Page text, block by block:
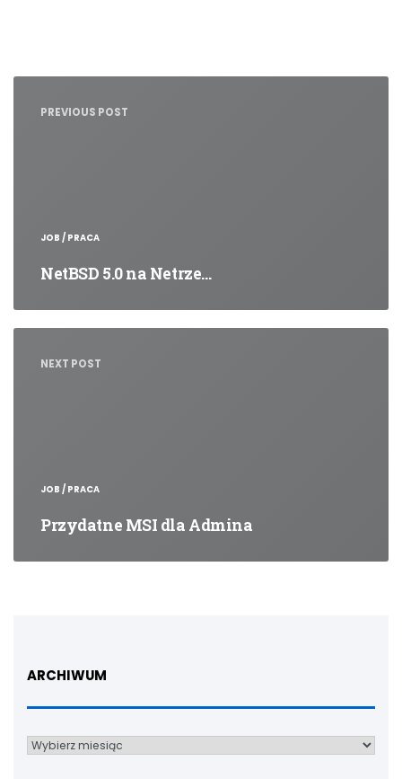
Nawigacja
PREVIOUS POST
JOB / PRACA
NetBSD 5.0 na Netrze…
NEXT POST
JOB / PRACA
Przydatne MSI dla Admina
ARCHIWUM
Archiwum